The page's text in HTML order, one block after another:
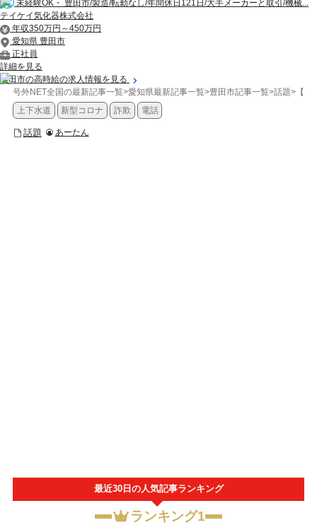
未経験OK・ 豊田市/製造/転勤なし/年間休日121日/大手メーカーと取引/機械...
テイケイ気化器株式会社
年収350万円～450万円
愛知県 豊田市
正社員
詳細を見る
豊田市の高時給の求人情報を見る
号外NET全国の最新記事一覧>愛知県最新記事一覧>豊田市記事一覧>話題>【豊
上下水道
新型コロナ 詐欺 電話
話題 あーたん
最近30日の人気記事ランキング
ランキング1